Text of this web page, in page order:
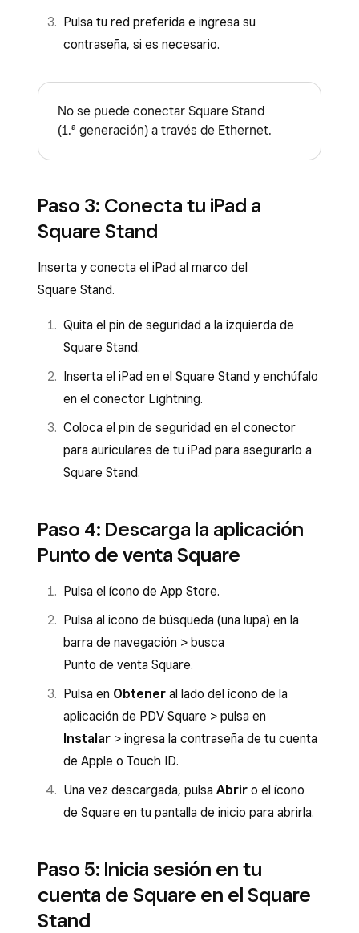
automáticamente y notarás cuando esté listo
para usarse.
También puedes conectar una Base para Square
Reader:
Square Reader y desliza el Square Reader
Vuelve a colocar el clip y conecta la Base
del Square Reader al concentrador de
hardware.
Pulsa tu red preferida e ingresa su
contraseña, si es necesario.
No se puede conectar Square Stand
(1.ª generación) a través de Ethernet.
Paso 3: Conecta tu iPad a
Square Stand
Inserta y conecta el iPad al marco del
Square Stand.
Quita el pin de seguridad a la izquierda de
Square Stand.
Inserta el iPad en el Square Stand y enchúfalo
en el conector Lightning.
Coloca el pin de seguridad en el conector
para auriculares de tu iPad para asegurarlo a
Square Stand.
Paso 4: Descarga la aplicación
Punto de venta Square
Pulsa el ícono de App Store.
Pulsa al icono de búsqueda (una lupa) en la
barra de navegación > busca
Punto de venta Square.
Pulsa en Obtener al lado del ícono de la
aplicación de PDV Square > pulsa en
Instalar > ingresa la contraseña de tu cuenta
de Apple o Touch ID.
Una vez descargada, pulsa Abrir o el ícono
de Square en tu pantalla de inicio para abrirla.
Paso 5: Inicia sesión en tu
cuenta de Square en el Square
Stand